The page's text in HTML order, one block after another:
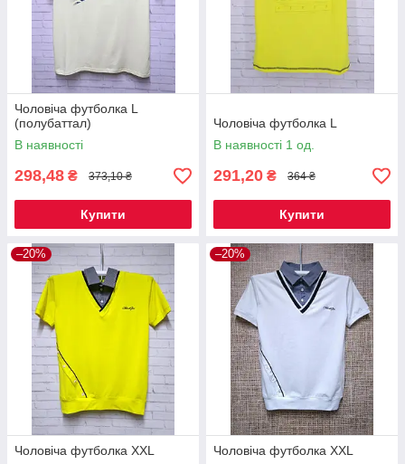
Чоловіча футболка L
(полубаттал)
В наявності
298,48 ₴ 373,10 ₴
Купити
Чоловіча футболка L
В наявності 1 од.
291,20 ₴ 364 ₴
Купити
–20%
Чоловіча футболка XXL
–20%
Чоловіча футболка XXL